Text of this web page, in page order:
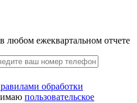
любом ежеквартальном отчете
обработки
пользовательское